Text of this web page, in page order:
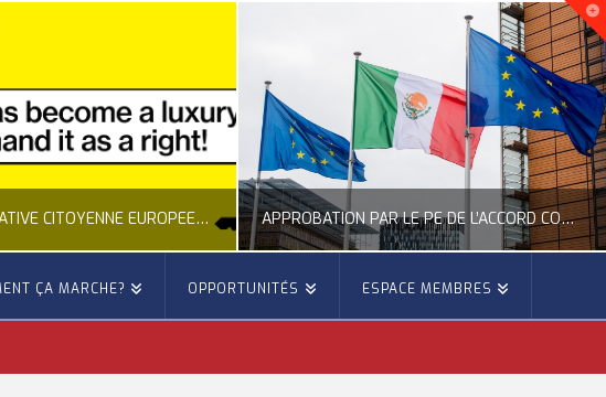
NOUVELLE INITIATIVE CITOYENNE EUROPÉENNE SUR LE LOGEMENT
DE LA REPRÉSENTATION D’OCCITANIE EUROPE, CITOYENNETÉ, LOGEMENT
APPROBATION PAR LE PE DE L’ACCORD COMMERCIAL ENTRE L’UE ET LE MEXIQUE
ACTION EXTÉRIEURE, ACTUALITÉ DE L'UNION EUROPÉENNE
ÇA MARCHE? OPPORTUNITÉS ESPACE MEMBRES